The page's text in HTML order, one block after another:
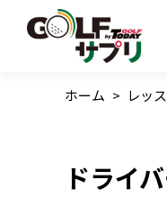
ホーム > レッ
ドライ